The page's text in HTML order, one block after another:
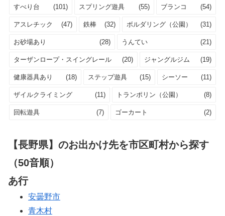
すべり台 (101) スプリング遊具 (55) ブランコ (54)
アスレチック (47) 鉄棒 (32) ボルダリング（公園） (31)
お砂場あり (28) うんてい (21)
ターザンロープ・スイングレール (20) ジャングルジム (19)
健康器具あり (18) ステップ遊具 (15) シーソー (11)
ザイルクライミング (11) トランポリン（公園） (8)
回転遊具 (7) ゴーカート (2)
【長野県】のお出かけ先を市区町村から探す
（50音順）
あ行
安曇野市
青木村